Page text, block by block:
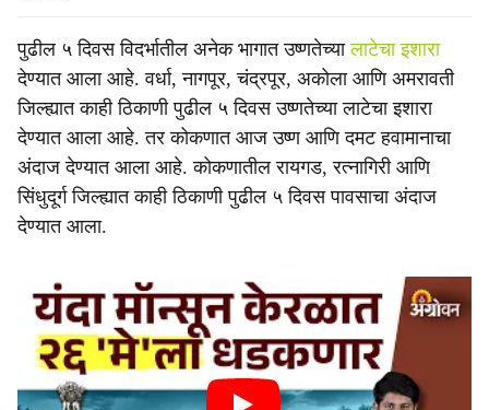
पुढील ५ दिवस विदर्भातील अनेक भागात उष्णतेच्यालाटेचा इशारा
देण्यात आला आहे. वर्धा, नागपूर, चंद्रपूर, अकोला आणि अमरावती
जिल्ह्यात काही ठिकाणी पुढील ५ दिवस उष्णतेच्या लाटेचा इशारा
देण्यात आला आहे. तर कोकणात आज उष्ण आणि दमट हवामानाचा
अंदाज देण्यात आला आहे. कोकणातील रायगड, रत्नागिरी आणि
सिंधुदूर्ग जिल्ह्यात काही ठिकाणी पुढील ५ दिवस पावसाचा अंदाज
देण्यात आला.